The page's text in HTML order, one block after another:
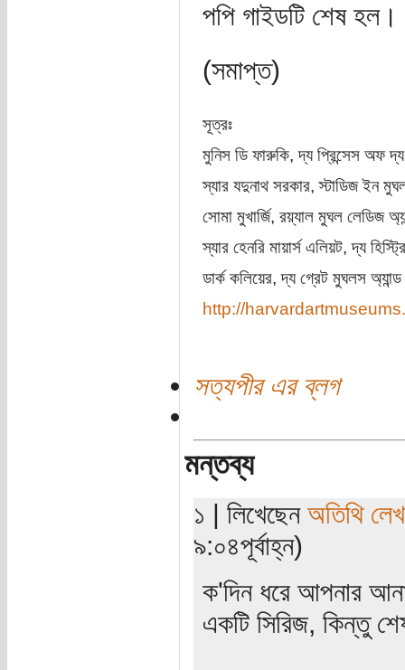
পপি গাইডটি শেষ হল।
(সমাপ্ত)
সূত্রঃ
মুনিস ডি ফারুকি, দ্য প্রিন্সেস অফ
স্যার যদুনাথ সরকার, স্টাডিজ ইন মুঘল
সোমা মুখার্জি, রয়্যাল মুঘল লেডিজ
স্যার হেনরি মায়ার্স এলিয়ট, দ্য
ডার্ক কলিয়ের, দ্য গ্রেট মুঘলস অ্যান্ড
http://
সত্যপীর এর ব্লগ
মন্তব্য
১ | লিখেছেন অতিথি
৯:০৪পূর্বাহ্ন)
ক'দিন ধরে আপনার
একটি সিরিজ, কিন্তু